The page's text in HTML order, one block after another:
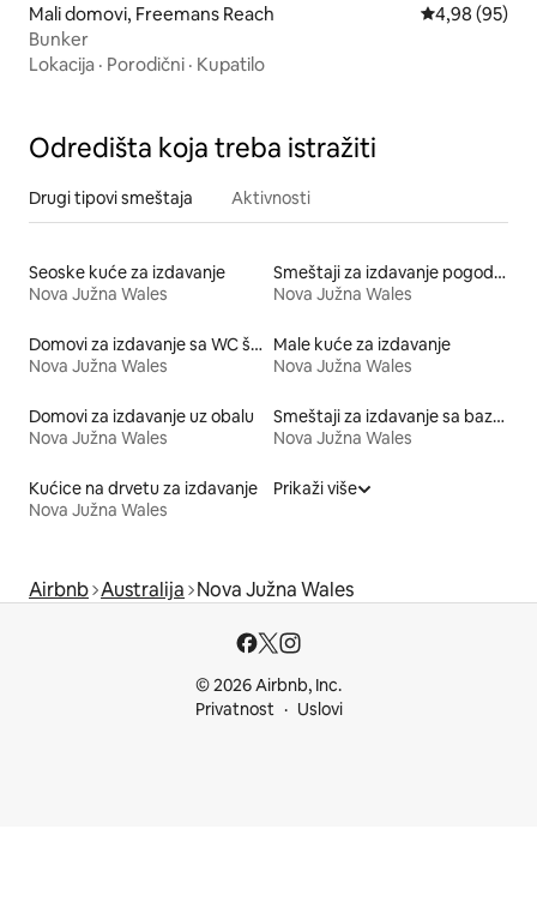
Mali domovi, Freemans Reach Prosečna
4,98 (95)
Bunker
Lokacija · Porodični · Kupatilo
Odredišta koja treba istražiti
Drugi tipovi smeštaja Aktivnosti
Seoske kuće za izdavanje
Nova Južna Wales
Smeštaji za izdavanje pogodni za kućne ljubimce
Nova Južna Wales
Domovi za izdavanje sa WC šoljom prilagođenom posebnim potrebama po visini
Nova Južna Wales
Male kuće za izdavanje
Nova Južna Wales
Domovi za izdavanje uz obalu
Nova Južna Wales
Smeštaji za izdavanje sa bazenom
Nova Južna Wales
Kućice na drvetu za izdavanje
Nova Južna Wales
Prikaži više
Airbnb Australija Nova Južna Wales
© 2026 Airbnb, Inc.
Privatnost
Uslovi